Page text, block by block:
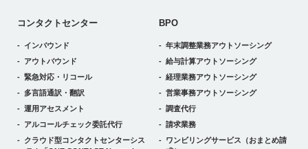
コンタクトセンター
インバウンド
アウトバウンド
緊急対応・リコール
多言語通訳・翻訳
運用アセスメント
アルコールチェック委託代行
クラウド型コンタクトセンターシス
BPO
年末調整業務アウトソーシング
給与計算アウトソーシング
経理業務アウトソーシング
営業事務アウトソーシング
調査代行
請求業務
ワンビリングサービス （おまとめ請